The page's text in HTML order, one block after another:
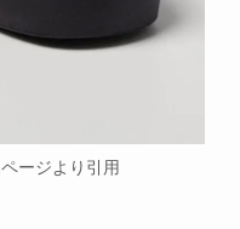
ージより引用